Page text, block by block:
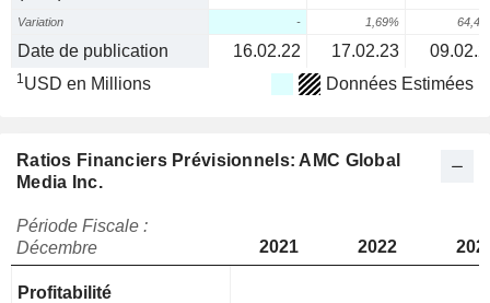
Variation - 1,69%
Date de publication 16.02.22 17.02.23
1USD en Millions Données Estimées
Ratios Financiers Prévisionnels: AMC Global
Media Inc.
Période Fiscale :
Décembre
2021 2022
Profitabilité